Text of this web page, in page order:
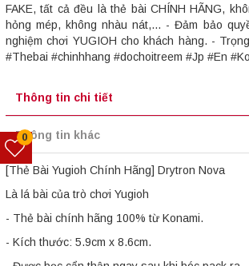
FAKE, tất cả đều là thẻ bài CHÍNH HÃNG,
hỏng mép, không nhàu nát,... - Đảm bảo
nghiệm chơi YUGIOH cho khách hàng. -
#Thebai #chinhhang #dochoitreem #Jp #En
Thông tin chi tiết
Thông tin khác
[Thẻ Bài Yugioh Chính Hãng] Drytron Nova
Là lá bài của trò chơi Yugioh
- Thẻ bài chính hãng 100% từ Konami.
- Kích thước: 5.9cm x 8.6cm.
0